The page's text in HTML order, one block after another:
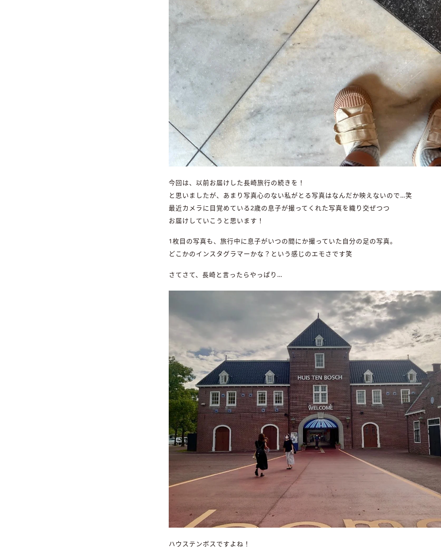
今回は、以前お届けした長崎旅行の続きを！
と思いましたが、あまり写真心のない私がとる写真はなんだか映えないので…笑
最近カメラに目覚めている2歳の息子が撮ってくれた写真を織り交ぜつつ
お届けしていこうと思います！
1枚目の写真も、旅行中に息子がいつの間にか撮っていた自分の足の写真。
どこかのインスタグラマーかな？という感じのエモさです笑
さてさて、長崎と言ったらやっぱり…
ハウステンボスですよね！